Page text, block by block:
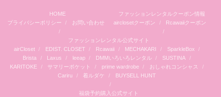
HOME
プライバシーポリシー
お問い合わせ
ファッションレンタルクーポン情報
airclosetクーポン
Rcawaiiクーポン
ファッションレンタル公式サイト
airCloset
EDIST. CLOSET Rcawaii MECHAKARI
SparkleBox
Brista
Laxus leeap DMMいろいろレンタル
SUSTINA
KARITOKE
サマリーポケット prime wardrobe
おしゃれコンシャス
Cariru
着ルダケ BUYSELL HUNT
福袋予約購入公式サイト